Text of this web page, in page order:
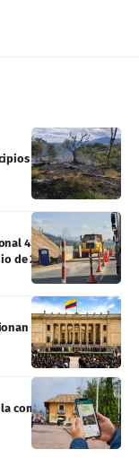
aún deben
45A entre
de 2027
el 7 de agosto?
comunidad para que